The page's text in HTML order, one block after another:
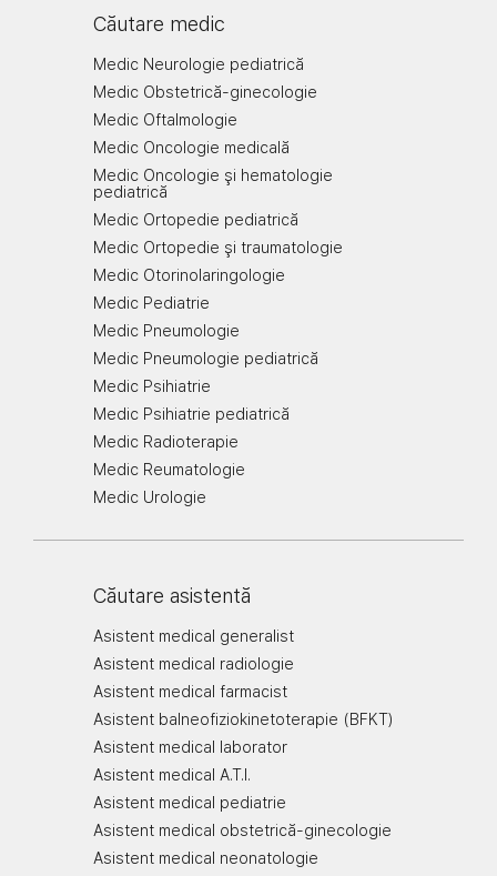
Căutare medic
Medic Neurologie pediatrică
Medic Obstetrică-ginecologie
Medic Oftalmologie
Medic Oncologie medicală
Medic Oncologie şi hematologie
pediatrică
Medic Ortopedie pediatrică
Medic Ortopedie şi traumatologie
Medic Otorinolaringologie
Medic Pediatrie
Medic Pneumologie
Medic Pneumologie pediatrică
Medic Psihiatrie
Medic Psihiatrie pediatrică
Medic Radioterapie
Medic Reumatologie
Medic Urologie
Căutare asistentă
Asistent medical generalist
Asistent medical radiologie
Asistent medical farmacist
Asistent balneofiziokinetoterapie (BFKT)
Asistent medical laborator
Asistent medical A.T.I.
Asistent medical pediatrie
Asistent medical obstetrică-ginecologie
Asistent medical neonatologie